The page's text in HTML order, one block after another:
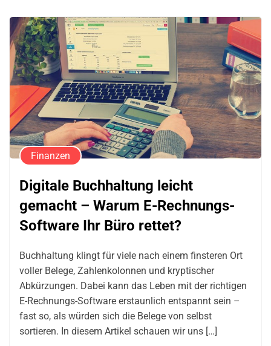
Finanzen
Digitale Buchhaltung leicht
gemacht – Warum E-Rechnungs-
Software Ihr Büro rettet?
Buchhaltung klingt für viele nach einem finsteren Ort
voller Belege, Zahlenkolonnen und kryptischer
Abkürzungen. Dabei kann das Leben mit der richtigen
E-Rechnungs-Software erstaunlich entspannt sein –
fast so, als würden sich die Belege von selbst
sortieren. In diesem Artikel schauen wir uns […]